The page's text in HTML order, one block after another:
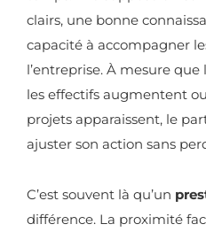
clairs, une bonne
capacité à accompagner
l’entreprise. À mesure
les effectifs augmentent
projets apparaissent, le
ajuster son action sans
C’est souvent là qu’un
différence. La proximité